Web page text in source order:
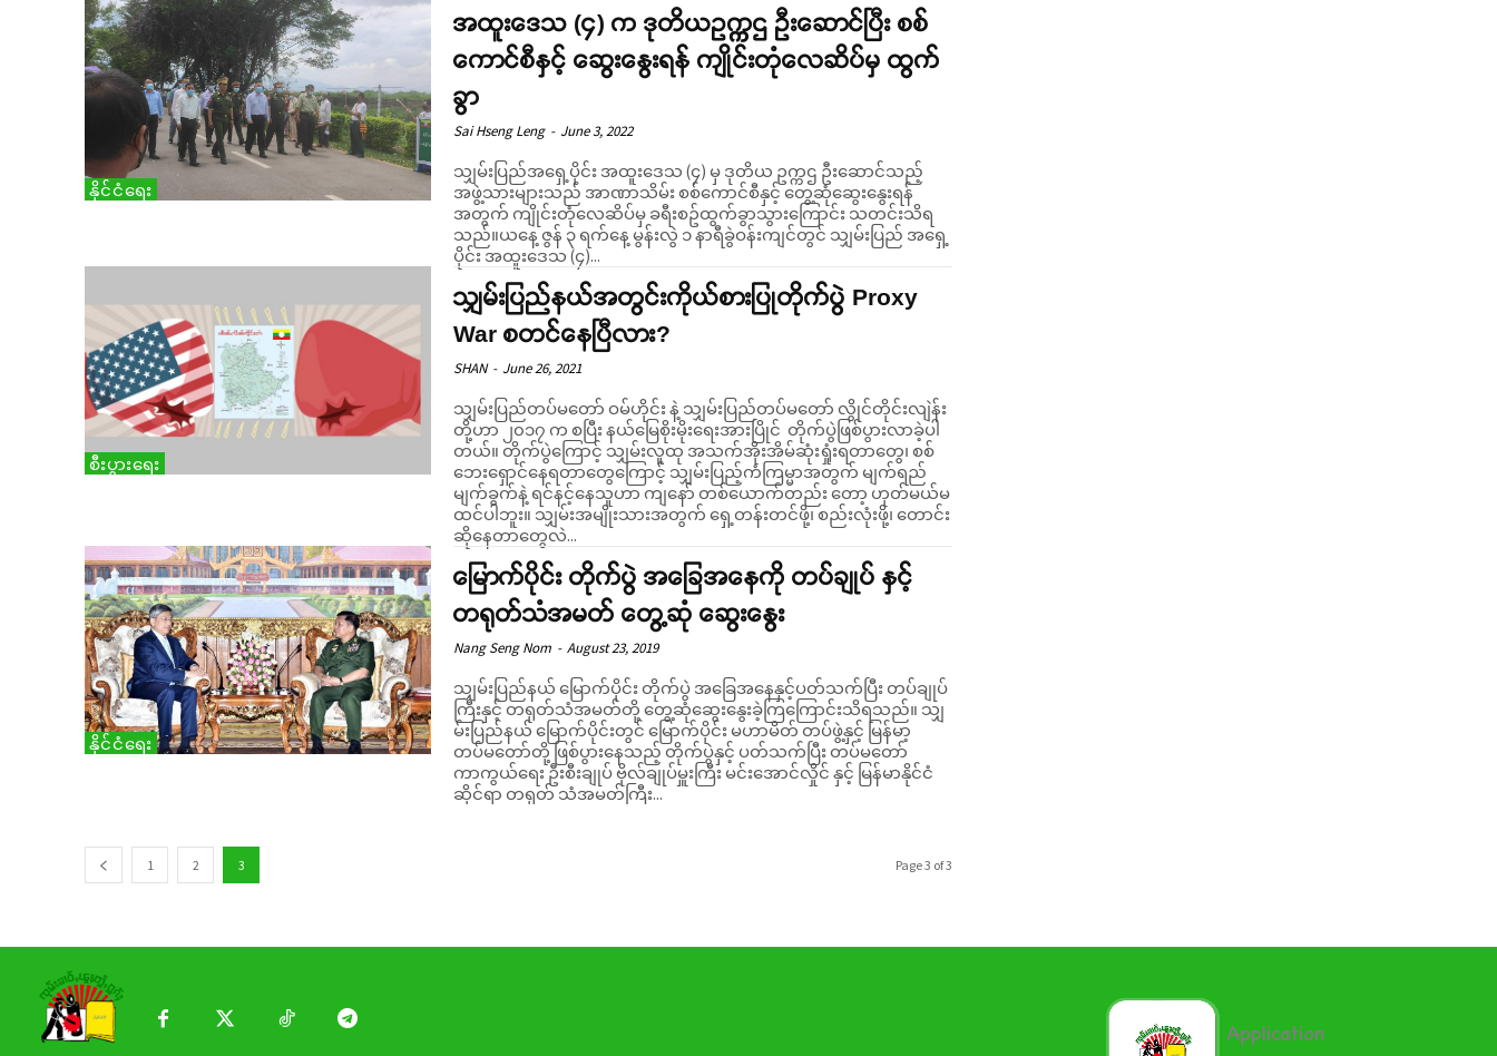
နိုင်ငံရေး
အထူးဒေသ (၄) က ဒုတိယဥက္ကဌ ဦးဆောင်ပြီး စစ်
ကောင်စီနှင့် ဆွေးနွေးရန် ကျိုင်းတုံလေဆိပ်မှ ထွက်
ခွာ
Sai Hseng Leng - June 3, 2022
သျှမ်းပြည်အရှေ့ပိုင်း အထူးဒေသ (၄) မှ ဒုတိယ ဥက္ကဌ ဦးဆောင်သည့်
အဖွဲ့သားများသည် အာဏာသိမ်း စစ်ကောင်စီနှင့် တွေ့ဆုံဆွေးနွေးရန်
အတွက် ကျိုင်းတုံလေဆိပ်မှ ခရီးစဥ်ထွက်ခွာသွားကြောင်း သတင်းသိရ
သည်။ယနေ့ ဇွန် ၃ ရက်နေ့ မွန်းလွဲ ၁ နာရီခွဲဝန်းကျင်တွင် သျှမ်းပြည် အရှေ့
ပိုင်း အထူးဒေသ (၄)...
စီးပွားရေး
သျှမ်းပြည်နယ်အတွင်းကိုယ်စားပြုတိုက်ပွဲ Proxy
War စတင်နေပြီလား?
SHAN - June 26, 2021
သျှမ်းပြည်တပ်မတော် ဝမ်ဟိုင်း နဲ့ သျှမ်းပြည်တပ်မတော် လွိုင်တိုင်းလျဲန်း
တို့ဟာ ၂၀၁၇ က စပြီး နယ်မြေစိုးမိုးရေးအားပြိုင် တိုက်ပွဲဖြစ်ပွားလာခဲ့ပါ
တယ်။ တိုက်ပွဲကြောင့် သျှမ်းလူထု အသက်အိုးအိမ်ဆုံးရှုံးရတာတွေ၊ စစ်
ဘေးရှောင်နေရတာတွေကြောင့် သျှမ်းပြည့်ကံကြမ္မာအတွက် မျက်ရည်
မျက်ခွက်နဲ့ ရင်နင့်နေသူဟာ ကျနော် တစ်ယောက်တည်း တော့ ဟုတ်မယ်မ
ထင်ပါဘူး။ သျှမ်းအမျိုးသားအတွက် ရှေ့တန်းတင်ဖို့၊ စည်းလုံးဖို့၊ တောင်း
ဆိုနေတာတွေလဲ...
နိုင်ငံရေး
မြောက်ပိုင်း တိုက်ပွဲ အခြေအနေကို တပ်ချုပ် နှင့်
တရုတ်သံအမတ် တွေ့ဆုံ ဆွေးနွေး
Nang Seng Nom - August 23, 2019
သျှမ်းပြည်နယ် မြောက်ပိုင်း တိုက်ပွဲ အခြေအနေနှင့်ပတ်သက်ပြီး တပ်ချုပ်
ကြီးနှင့် တရုတ်သံအမတ်တို့ တွေ့ဆုံဆွေးနွေးခဲ့ကြကြောင်းသိရသည်။ သျှ
မ်းပြည်နယ် မြောက်ပိုင်းတွင် မြောက်ပိုင်း မဟာမိတ် တပ်ဖွဲ့နှင့် မြန်မာ့
တပ်မတော်တို့ ဖြစ်ပွားနေသည့် တိုက်ပွဲနှင့် ပတ်သက်ပြီး တပ်မတော်
ကာကွယ်ရေး ဦးစီးချုပ် ဗိုလ်ချုပ်မှူးကြီး မင်းအောင်လှိုင် နှင့် မြန်မာနိုင်ငံ
ဆိုင်ရာ တရုတ် သံအမတ်ကြီး...
1 2 3 Page 3 of 3